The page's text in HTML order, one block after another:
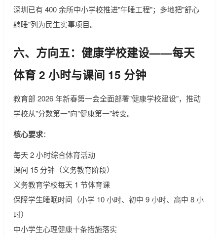
深圳已有 400 余所中小学校推进"午睡工程"；多地把"舒心
躺睡"列为民生实事项目。
六、方向五：健康学校建设——每天
体育 2 小时与课间 15 分钟
教育部 2026 年新春第一会全面部署"健康学校建设"，推动
学校从"分数第一"向"健康第一"转变。
核心要求：
每天 2 小时综合体育活动
课间 15 分钟（义务教育阶段）
义务教育学校每天 1 节体育课
保障学生睡眠时间（小学 10 小时、初中 9 小时、高中 8 小
时）
中小学生心理健康十条措施落实